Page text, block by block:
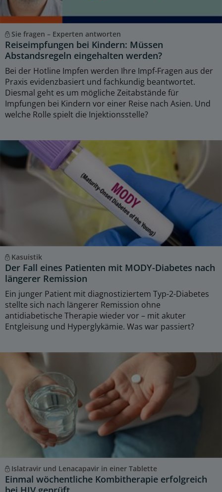
Sie fragen – Experten antworten
Reiseimpfungen bei Kindern: Müssen
Abstandsregeln eingehalten werden?
Bei der Hotline Impfen werden Ihre Impf-Fragen aus der
Praxis evidenzbasiert und fachkundig beantwortet.
Diesmal geht es um mögliche Zeitabstände für
Impfungen bei Kindern vor einer Reise nach Asien. Und
welche Rolle spielt die Injektionsstelle?
Kasuistik
Der Fall eines Patienten mit MODY-Diabetes nach
längerer Remission
Ein junger Patient mit diagnostiziertem Typ-2-Diabetes
stellte sich nach längerer Remission ohne
antidiabetische Therapie wieder vor – mit akuter
Entgleisung und Hyperglykämie. Was war passiert?
Islatravir und Lenacapavir in einer Tablette
Einmal wöchentliche Kombitherapie erfolgreich